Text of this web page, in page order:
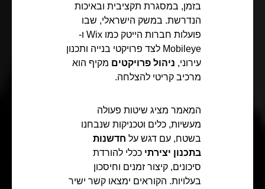
בזמן, במסגרת תקציבית ובאיכות
הנדרשת. במשק הישראלי, שבו
פועלות חברות הייטק כמו Wix ו-
Mobileye לצד פרויקטי בנייה ותכנון
עירוני, ניהול פרויקטים מקיף הוא
מרכיב קריטי להצלחה.
המאמר מציג שיטות פעולה
מעשיות, כלים וטכניקות שנבחנו
בשטח, עם דגש על חדשנות
בתכנון יצירתי ככלי להורדת
סיכונים, קיצור זמנים וחיסכון
בעלויות. הקוראים ימצאו קשר ישיר